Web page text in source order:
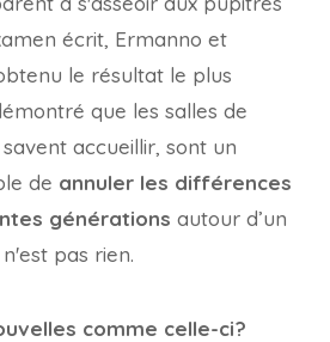
écrit, Ermanno et
le résultat le plus
que les salles de
accueillir, sont un
de annuler les différences
générations autour d’un
pas rien.
comme celle-ci?